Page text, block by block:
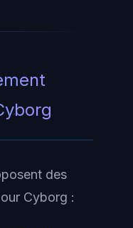
des
Cyborg :